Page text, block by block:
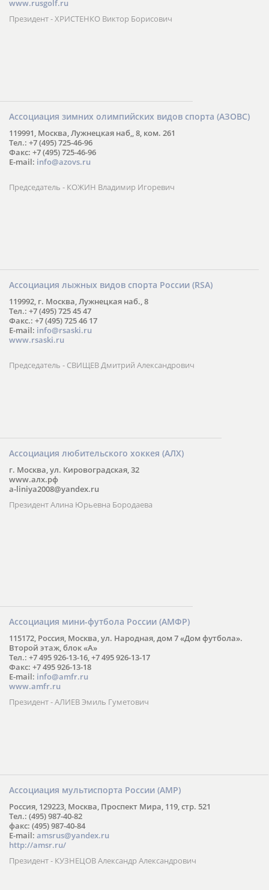
www.rusgolf.ru
Президент - ХРИСТЕНКО Виктор Борисович
Ассоциация зимних олимпийских видов спорта (АЗОВС)
119991, Москва, Лужнецкая наб,, 8, ком. 261
Тел.: +7 (495) 725-46-96
Факс: +7 (495) 725-46-96
E-mail: info@azovs.ru
Председатель - КОЖИН Владимир Игоревич
Ассоциация лыжных видов спорта России (RSA)
119992, г. Москва, Лужнецкая наб., 8
Тел.: +7 (495) 725 45 47
Факс.: +7 (495) 725 46 17
E-mail: info@rsaski.ru
www.rsaski.ru
Председатель - СВИЩЕВ Дмитрий Александрович
Ассоциация любительского хоккея (АЛХ)
г. Москва, ул. Кировоградская, 32
www.алх.рф
a-liniya2008@yandex.ru
Президент Алина Юрьевна Бородаева
Ассоциация мини-футбола России (АМФР)
115172, Россия, Москва, ул. Народная, дом 7 «Дом футбола».
Второй этаж, блок «А»
Тел.: +7 495 926-13-16, +7 495 926-13-17
Факс: +7 495 926-13-18
E-mail: info@amfr.ru
www.amfr.ru
Президент - АЛИЕВ Эмиль Гуметович
Ассоциация мультиспорта России (АМР)
Россия, 129223, Москва, Проспект Мира, 119, стр. 521
Тел.: (495) 987-40-82
факс: (495) 987-40-84
E-mail: amsrus@yandex.ru
http://amsr.ru/
Президент - КУЗНЕЦОВ Александр Александрович